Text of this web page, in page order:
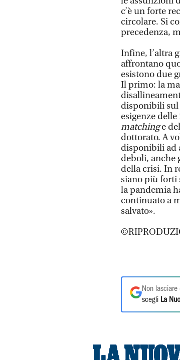
c’è un forte
circolare. Si
precedenza,
Infine, l’altra
affrontano
esistono due
Il primo: la
disponibili sul
esigenze
matchinge del
dottorato. A
disponibili ad
deboli, anche
della crisi. In
siano più forti
la pandemia
continuato a
salvato».
Non
scegli La